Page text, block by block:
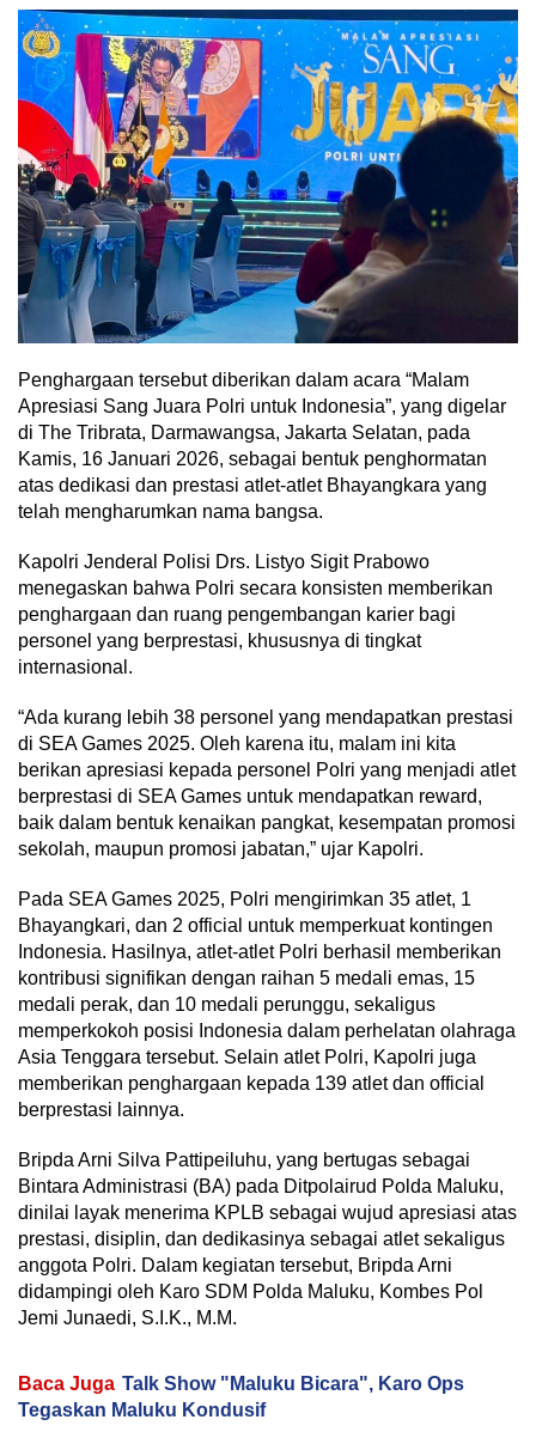
Penghargaan tersebut diberikan dalam acara “Malam
Apresiasi Sang Juara Polri untuk Indonesia”, yang digelar
di The Tribrata, Darmawangsa, Jakarta Selatan, pada
Kamis, 16 Januari 2026, sebagai bentuk penghormatan
atas dedikasi dan prestasi atlet-atlet Bhayangkara yang
telah mengharumkan nama bangsa.
Kapolri Jenderal Polisi Drs. Listyo Sigit Prabowo
menegaskan bahwa Polri secara konsisten memberikan
penghargaan dan ruang pengembangan karier bagi
personel yang berprestasi, khususnya di tingkat
internasional.
“Ada kurang lebih 38 personel yang mendapatkan prestasi
di SEA Games 2025. Oleh karena itu, malam ini kita
berikan apresiasi kepada personel Polri yang menjadi atlet
berprestasi di SEA Games untuk mendapatkan reward,
baik dalam bentuk kenaikan pangkat, kesempatan promosi
sekolah, maupun promosi jabatan,” ujar Kapolri.
Pada SEA Games 2025, Polri mengirimkan 35 atlet, 1
Bhayangkari, dan 2 official untuk memperkuat kontingen
Indonesia. Hasilnya, atlet-atlet Polri berhasil memberikan
kontribusi signifikan dengan raihan 5 medali emas, 15
medali perak, dan 10 medali perunggu, sekaligus
memperkokoh posisi Indonesia dalam perhelatan olahraga
Asia Tenggara tersebut. Selain atlet Polri, Kapolri juga
memberikan penghargaan kepada 139 atlet dan official
berprestasi lainnya.
Bripda Arni Silva Pattipeiluhu, yang bertugas sebagai
Bintara Administrasi (BA) pada Ditpolairud Polda Maluku,
dinilai layak menerima KPLB sebagai wujud apresiasi atas
prestasi, disiplin, dan dedikasinya sebagai atlet sekaligus
anggota Polri. Dalam kegiatan tersebut, Bripda Arni
didampingi oleh Karo SDM Polda Maluku, Kombes Pol
Jemi Junaedi, S.I.K., M.M.
Baca Juga Talk Show "Maluku Bicara", Karo Ops
Tegaskan Maluku Kondusif